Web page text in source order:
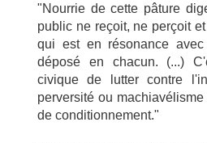
"Nourrie de cette pâture
public ne reçoit, ne perçoit
qui est en résonance
déposé en chacun. (...)
civique de lutter contre
perversité ou
de conditionnement."